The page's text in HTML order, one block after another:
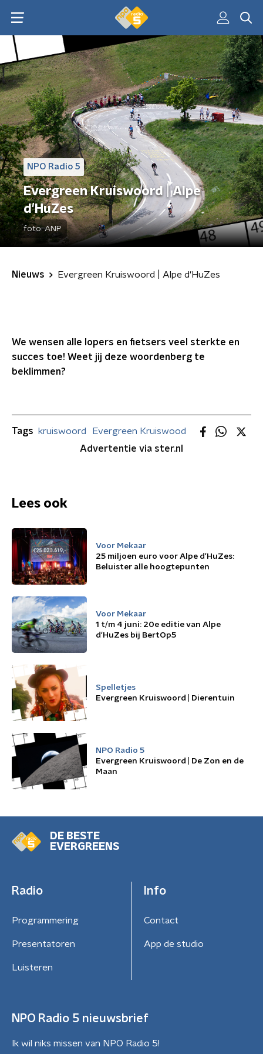
NPO Radio 5
Evergreen Kruiswoord | Alpe
d'HuZes
foto:ANP
Nieuws Evergreen Kruiswoord | Alpe d'HuZes
We wensen alle lopers en fietsers veel sterkte en
succes toe! Weet jij deze woordenberg te
beklimmen?
Tags kruiswoord
Evergreen Kruiswood
Advertentie via ster.nl
Lees ook
Voor Mekaar
25 miljoen euro voor Alpe d'HuZes:
Beluister alle hoogtepunten
Voor Mekaar
1 t/m 4 juni: 20e editie van Alpe
d'HuZes bij BertOp5
Spelletjes
Evergreen Kruiswoord | Dierentuin
NPO Radio 5
Evergreen Kruiswoord | De Zon en de
Maan
DE BESTE
EVERGREENS
Radio
Programmering
Presentatoren
Luisteren
Info
Contact
App de studio
NPO Radio 5 nieuwsbrief
Ik wil niks missen van NPO Radio 5!